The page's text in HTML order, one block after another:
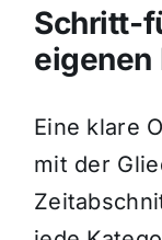
Schritt-
eigenen
Eine klare
mit der